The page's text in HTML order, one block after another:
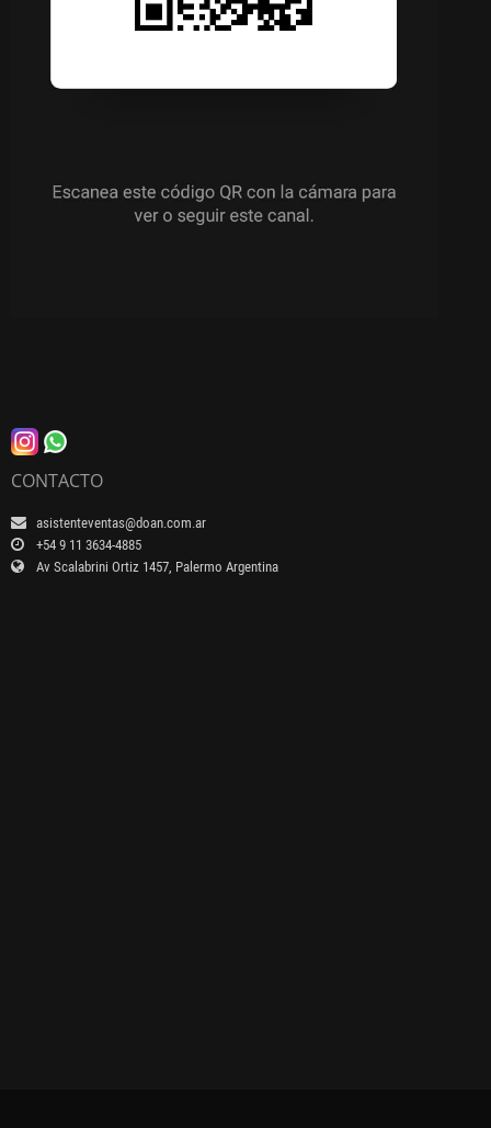
CONTACTO
asistenteventas@doan.com.ar
+54 9 11 3634-4885
Av Scalabrini Ortiz 1457, Palermo Argentina